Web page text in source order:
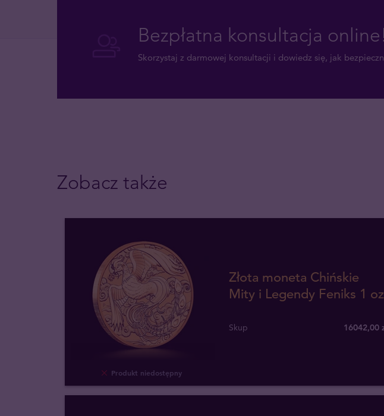
Bezpłatna konsultacja
Skorzystaj z darmowej konsultacji i dowiedz się, jak
Zobacz także
Produkt niedostępny
Złota moneta Chińskie
Mity i Legendy Feniks 1 oz
Skup 16042,00